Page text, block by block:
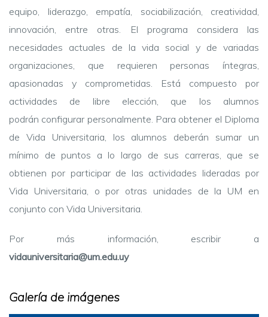
equipo, liderazgo, empatía, sociabilización, creatividad,
innovación, entre otras. El programa considera las
necesidades actuales de la vida social y de variadas
organizaciones, que requieren personas íntegras,
apasionadas y comprometidas. Está compuesto por
actividades de libre elección, que los alumnos
podrán configurar personalmente. Para obtener el Diploma
de Vida Universitaria, los alumnos deberán sumar un
mínimo de puntos a lo largo de sus carreras, que se
obtienen por participar de las actividades lideradas por
Vida Universitaria, o por otras unidades de la UM en
conjunto con Vida Universitaria.
Por más información, escribir a
vidauniversitaria@um.edu.uy
Galería de imágenes